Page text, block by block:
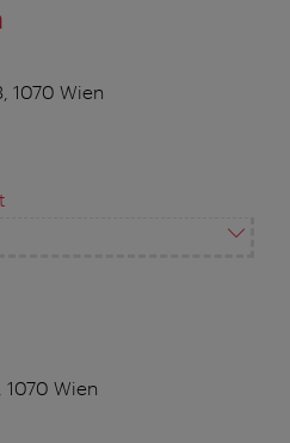
1070 Wien
1070 Wien